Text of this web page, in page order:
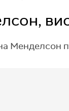
Менделсон